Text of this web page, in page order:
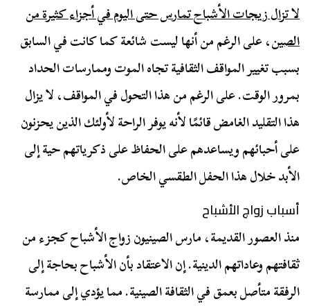
لا تزال زيجات الأشباح تمارس حتى اليوم في أجزاء كثيرة من
الصين، على الرغم من أنها ليست شائعة كما كانت في السابق
بسبب تغيير المواقف الثقافية تجاه الموت وممارسات الحداد
بمرور الوقت. على الرغم من هذا التحول في المواقف، لا يزال
هذا التقليد الغامض قائمًا لأنه يوفر الراحة لأولئك الذين يحزنون
على أحبائهم ويساعدهم على الحفاظ على ذكرياتهم حية إلى
الأبد خلال هذا الحفل الطقسي الخاص.
أسباب زواج الأشباح
منذ العصور القديمة، مارس الصينيون زواج الأشباح كجزء من
ثقافتهم وعاداتهم الدينية. إن الاعتقاد بأن الأشباح بحاجة إلى
الرفقة متأصل بعمق في الثقافة الصينية. مما يؤدي إلى ممارسة